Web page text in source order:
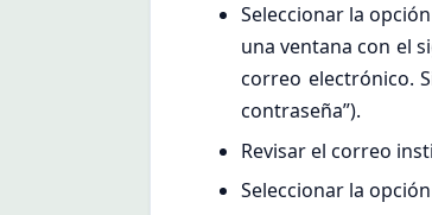
Seleccionar la opción
una ventana con el
correo electrónico.
contraseña”).
Revisar el correo
Seleccionar la opción